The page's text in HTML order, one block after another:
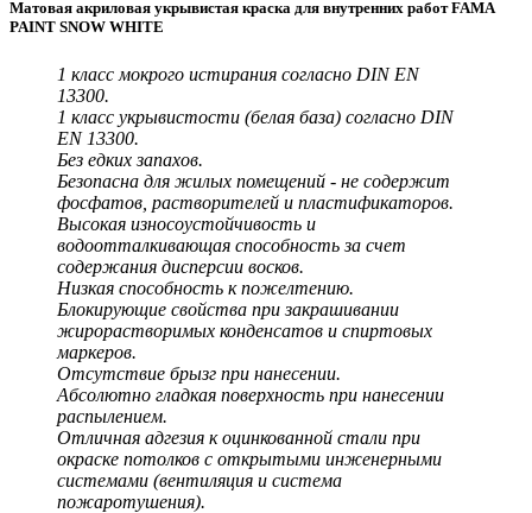
Матовая акриловая укрывистая краска для внутренних работ FAMA
PAINT SNOW WHITE
1 класс мокрого истирания согласно DIN EN
13300.
1 класс укрывистости (белая база) согласно DIN
EN 13300.
Без едких запахов.
Безопасна для жилых помещений - не содержит
фосфатов, растворителей и пластификаторов.
Высокая износоустойчивость и
водоотталкивающая способность за счет
содержания дисперсии восков.
Низкая способность к пожелтению.
Блокирующие свойства при закрашивании
жирорастворимых конденсатов и спиртовых
маркеров.
Отсутствие брызг при нанесении.
Абсолютно гладкая поверхность при нанесении
распылением.
Отличная адгезия к оцинкованной стали при
окраске потолков с открытыми инженерными
системами (вентиляция и система
пожаротушения).